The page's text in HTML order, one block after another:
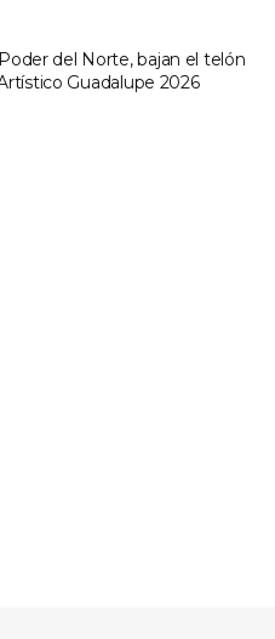
del Norte, bajan el telón
Guadalupe 2026